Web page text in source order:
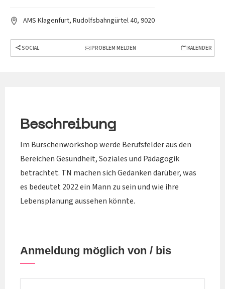
AMS Klagenfurt, Rudolfsbahngürtel 40, 9020
SOCIAL PROBLEM MELDEN KALENDER
Beschreibung
Im Burschenworkshop werde Berufsfelder aus den
Bereichen Gesundheit, Soziales und Pädagogik
betrachtet. TN machen sich Gedanken darüber, was
es bedeutet 2022 ein Mann zu sein und wie ihre
Lebensplanung aussehen könnte.
Anmeldung möglich von / bis